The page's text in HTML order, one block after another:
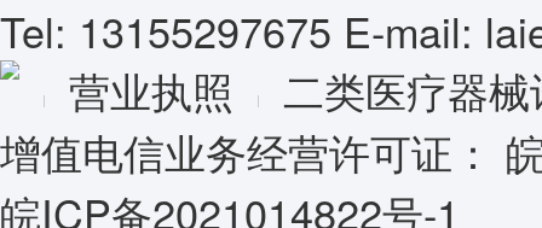
Tel: 13155297675 E-mail:
营业执照
二类医疗器
增值电信业务经营许可证：
皖ICP备2021014822号-1